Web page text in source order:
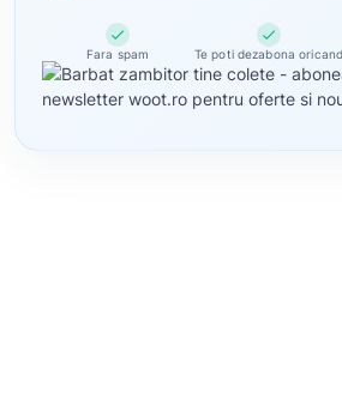
check
Fara spam
check
Te poti dezabona oricand